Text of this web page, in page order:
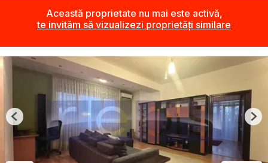
Această proprietate nu mai este activă,
te invităm să vizualizezi proprietăți similare
Previous